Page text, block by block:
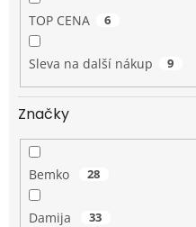
TOP CENA 6
Sleva na další nákup 9
Značky
Bemko 28
Damija 33